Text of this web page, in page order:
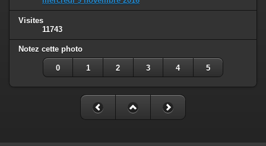
Visites
11743
Notez cette photo
0 1 2 3 4 5